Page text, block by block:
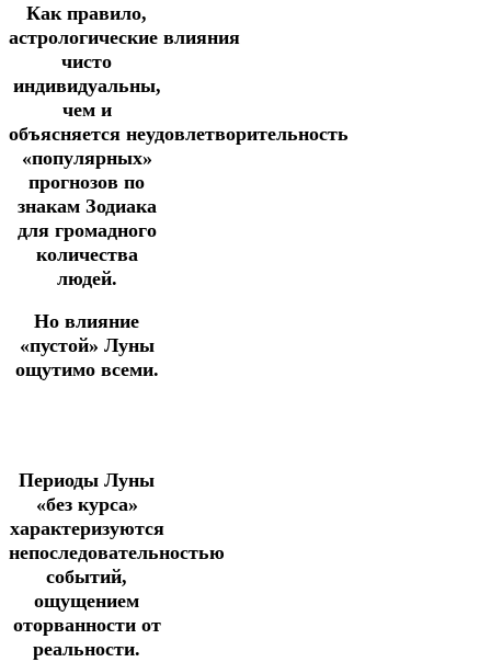
Как правило,
астрологические влияния
чисто
индивидуальны,
чем и
объясняется неудовлетворительность
«популярных»
прогнозов по
знакам Зодиака
для громадного
количества
людей.
Но влияние
«пустой» Луны
ощутимо всеми.
Периоды Луны
«без курса»
характеризуются
непоследовательностью
событий,
ощущением
оторванности от
реальности.